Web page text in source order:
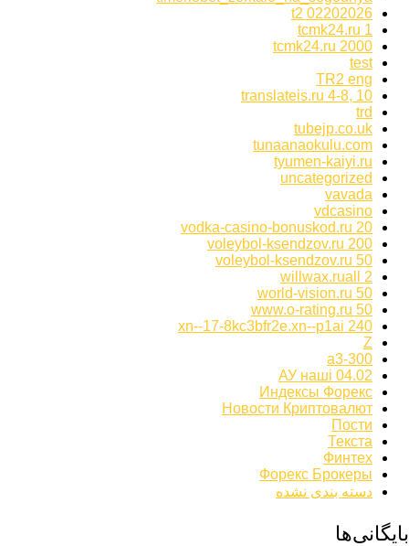
t2 02202026
tcmk24.ru 1
tcmk24.ru 2000
test
TR2 eng
translateis.ru 4-8, 10
trd
tubejp.co.uk
tunaanaokulu.com
tyumen-kaiyi.ru
uncategorized
vavada
vdcasino
vodka-casino-bonuskod.ru 20
voleybol-ksendzov.ru 200
voleybol-ksendzov.ru 50
willwax.ruall 2
world-vision.ru 50
www.o-rating.ru 50
xn--17-8kc3bfr2e.xn--p1ai 240
Z
а3-300
АУ наші 04.02
Индексы Форекс
Новости Криптовалют
Пости
Текста
Финтех
Форекс Брокеры
دسته بندی نشده
بایگانی‌ها